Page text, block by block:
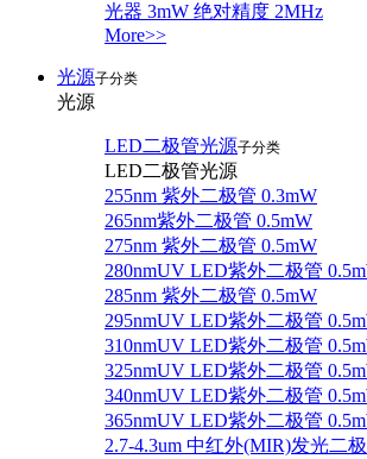
光器 3mW 绝对精度 2MHz
More>>
光源子分类
光源
LED二极管光源子分类
LED二极管光源
255nm 紫外二极管 0.3mW
265nm紫外二极管 0.5mW
275nm 紫外二极管 0.5mW
280nmUV LED紫外二极管
285nm 紫外二极管 0.5mW
295nmUV LED紫外二极管
310nmUV LED紫外二极管
325nmUV LED紫外二极管
340nmUV LED紫外二极管
365nmUV LED紫外二极管
2.7-4.3um 中红外(MIR)发光二